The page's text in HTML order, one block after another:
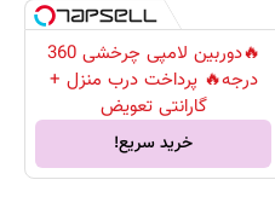
🔥دوربین لامپی چرخشی 360
درجه🔥 پرداخت درب منزل +
گارانتی تعویض
خرید سریع!